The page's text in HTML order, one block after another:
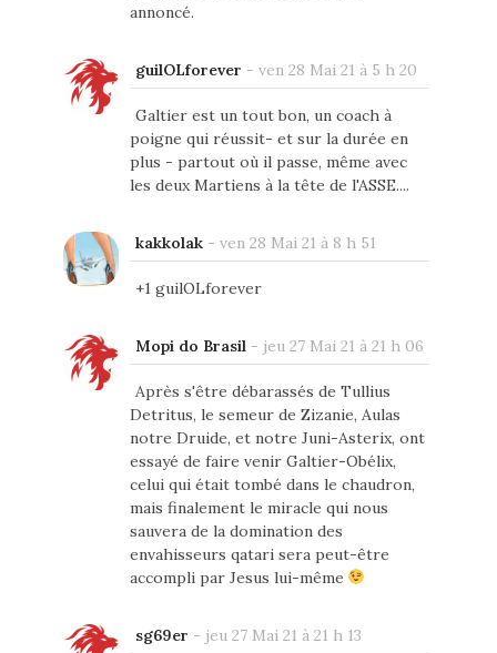
annoncé.
guilOLforever - ven 28 Mai 21 à 5 h 20
Galtier est un tout bon, un coach à
poigne qui réussit- et sur la durée en
plus - partout où il passe, même avec
les deux Martiens à la tête de l'ASSE....
kakkolak- ven 28 Mai 21 à 8 h 51
+1 guilOLforever
Mopi do Brasil - jeu 27 Mai 21 à 21 h 06
Après s'être débarassés de Tullius
Detritus, le semeur de Zizanie, Aulas
notre Druide, et notre Juni-Asterix, ont
essayé de faire venir Galtier-Obélix,
celui qui était tombé dans le chaudron,
mais finalement le miracle qui nous
sauvera de la domination des
envahisseurs qatari sera peut-être
accompli par Jesus lui-même
sg69er - jeu 27 Mai 21 à 21 h 13